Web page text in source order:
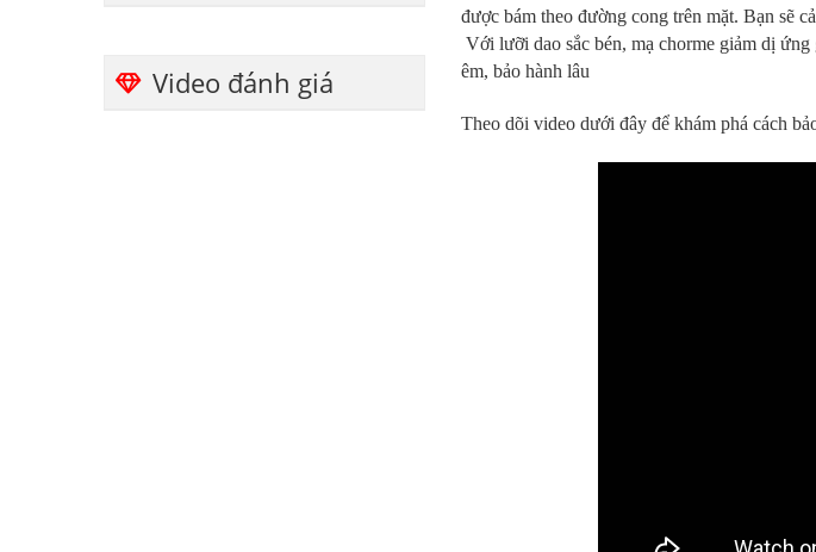
Video đánh giá
được bám theo đường cong trên mặt. Bạn sẽ
Với lưỡi dao sắc bén, mạ chorme giảm dị
êm, bảo hành lâu
Theo dõi video dưới đây để khám phá cách